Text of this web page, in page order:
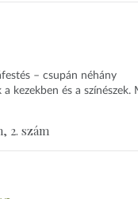
– csupán néhány
kezekben és a színészek.
2. szám